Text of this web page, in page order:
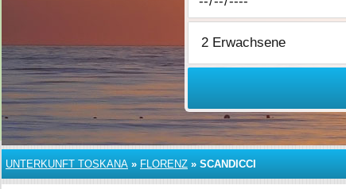
UNTERKUNFT TOSKANA » FLORENZ » SCANDICCI